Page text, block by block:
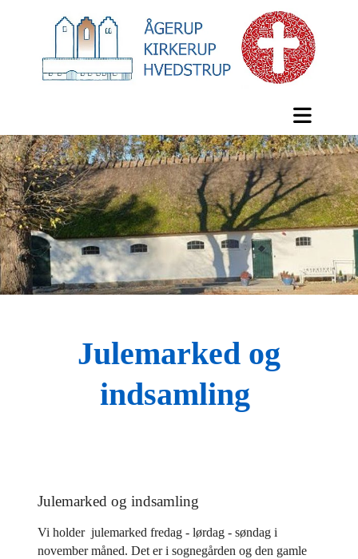
Julemarked og
indsamling
Julemarked og indsamling
Vi holder julemarked fredag - lørdag - søndag i
november måned. Det er i sognegården og den gamle